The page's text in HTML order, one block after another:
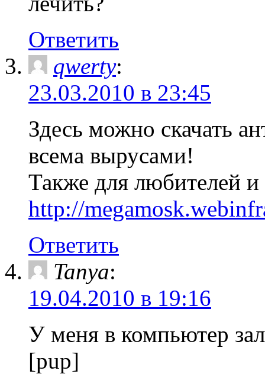
Ответить
qwerty:
23.03.2010 в 23:45
Здесь можно скачать
всема вырусами!
Также для любителей и
http://
Ответить
Tanya:
19.04.2010 в 19:16
У меня в компьютер
[pup]